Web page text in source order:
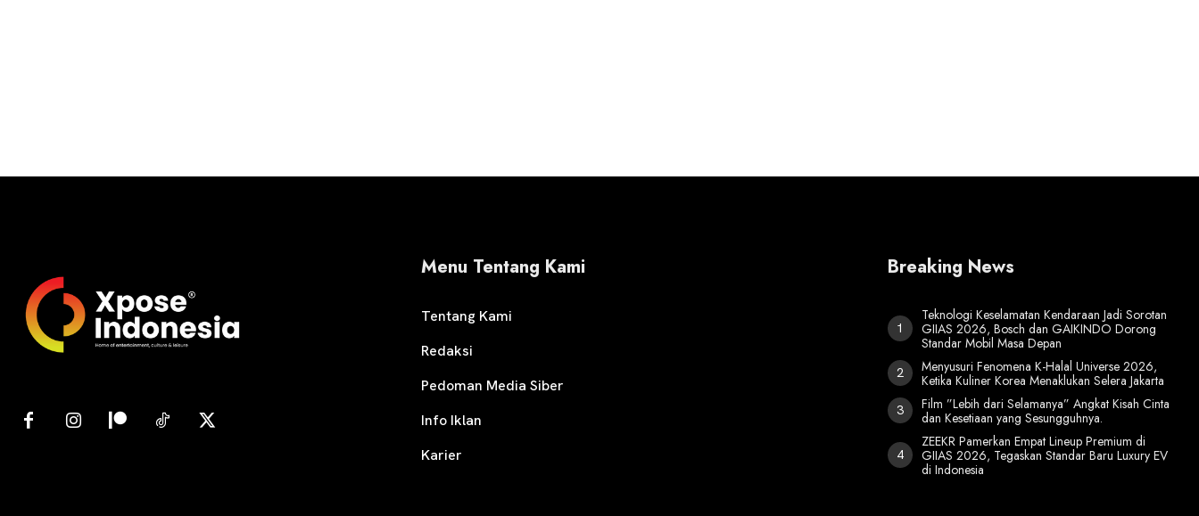
Menu Tentang Kami
Tentang Kami
Redaksi
Pedoman Media Siber
Info Iklan
Karier
Breaking News
Teknologi Keselamatan Kendaraan Jadi Sorotan
GIIAS 2026, Bosch dan GAIKINDO Dorong
Standar Mobil Masa Depan
Menyusuri Fenomena K-Halal Universe 2026,
Ketika Kuliner Korea Menaklukan Selera Jakarta
Film ”Lebih dari Selamanya” Angkat Kisah Cinta
dan Kesetiaan yang Sesungguhnya.
ZEEKR Pamerkan Empat Lineup Premium di
GIIAS 2026, Tegaskan Standar Baru Luxury EV
di Indonesia